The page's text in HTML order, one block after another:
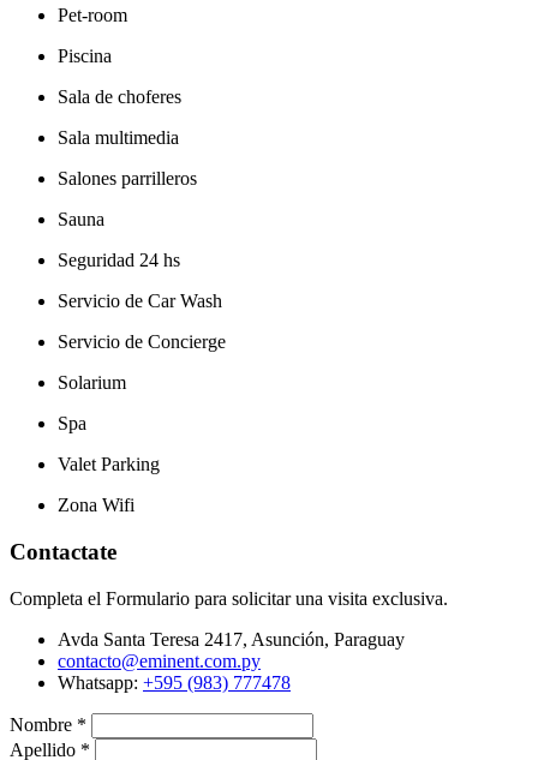
Pet-room
Piscina
Sala de choferes
Sala multimedia
Salones parrilleros
Sauna
Seguridad 24 hs
Servicio de Car Wash
Servicio de Concierge
Solarium
Spa
Valet Parking
Zona Wifi
Contactate
Completa el Formulario para solicitar una visita exclusiva.
Avda Santa Teresa 2417, Asunción, Paraguay
contacto@eminent.com.py
Whatsapp: +595 (983) 777478
Nombre *
Apellido *